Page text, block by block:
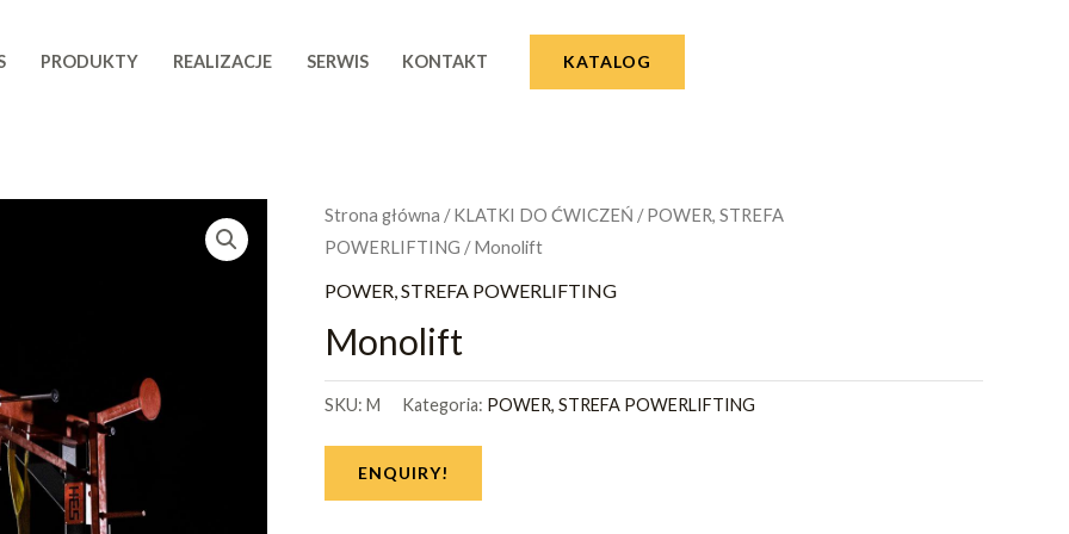
PRODUKTY REALIZACJE SERWIS KONTAKT KATALOG
Strona główna /KLATKI DO ĆWICZEŃ /POWER, STREFA
POWERLIFTING / Monolift
POWER, STREFA POWERLIFTING
Monolift
SKU: M Kategoria: POWER, STREFA POWERLIFTING
ENQUIRY!